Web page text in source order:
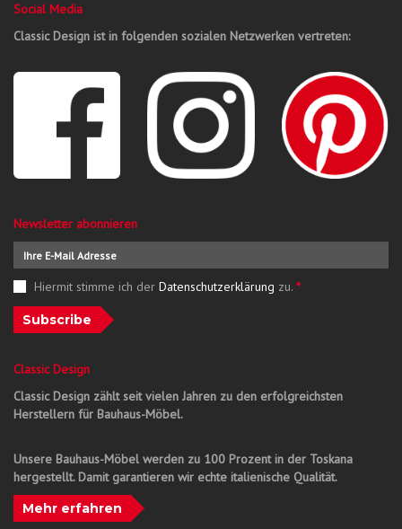
Social Media
Classic Design ist in folgenden sozialen Netzwerken vertreten:
Newsletter abonnieren
Hiermit stimme ich der Datenschutzerklärung zu. *
Subscribe
Classic Design
Classic Design zählt seit vielen Jahren zu den erfolgreichsten
Herstellern für Bauhaus-Möbel.
Unsere Bauhaus-Möbel werden zu 100 Prozent in der Toskana
hergestellt. Damit garantieren wir echte italienische Qualität.
Mehr erfahren